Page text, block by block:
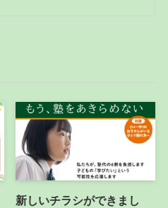
新しいチラシができまし